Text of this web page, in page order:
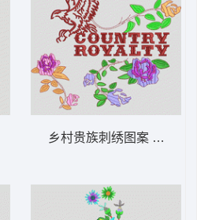
乡村贵族刺绣图案 靓花